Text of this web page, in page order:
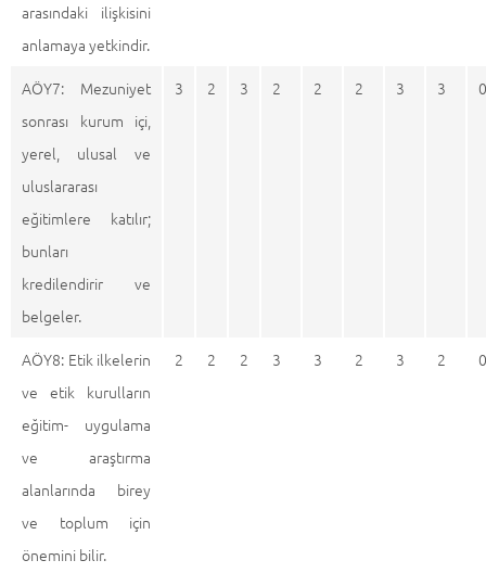
arasındaki ilişkisini
anlamaya yetkindir.
AÖY7: Mezuniyet
sonrası kurum içi,
yerel, ulusal ve
uluslararası
eğitimlere katılır;
bunları
kredilendirir ve
belgeler.
3 2 3 2 2 2 3 3 0
AÖY8: Etik ilkelerin
ve etik kurulların
eğitim- uygulama
ve araştırma
alanlarında birey
ve toplum için
önemini bilir.
2 2 2 3 3 2 3 2 0